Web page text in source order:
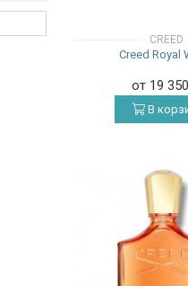
CREED
Creed Royal
от 19
В